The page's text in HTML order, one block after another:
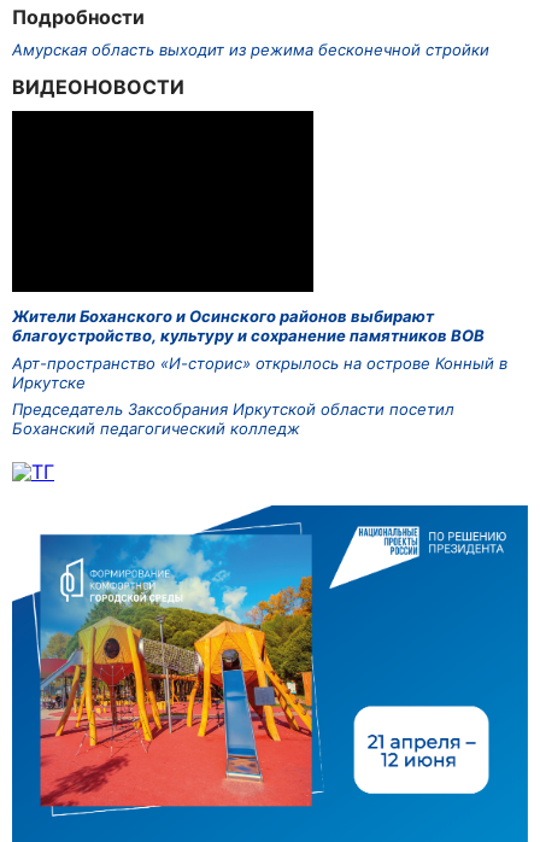
Подробности
Амурская область выходит из режима бесконечной стройки
ВИДЕОНОВОСТИ
Жители Боханского и Осинского районов выбирают
благоустройство, культуру и сохранение памятников ВОВ
Арт-пространство «И-сторис» открылось на острове Конный в
Иркутске
Председатель Заксобрания Иркутской области посетил
Боханский педагогический колледж